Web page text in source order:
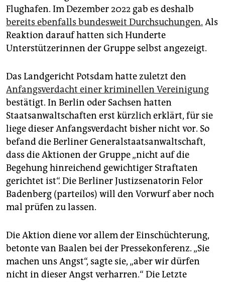
Flughafen. Im Dezember 2022 gab es deshalb
bereits ebenfalls bundesweit Durchsuchungen. Als
Reaktion darauf hatten sich Hunderte
Unterstützerinnen der Gruppe selbst angezeigt.
Das Landgericht Potsdam hatte zuletzt den
Anfangsverdacht einer kriminellen Vereinigung
bestätigt. In Berlin oder Sachsen hatten
Staatsanwaltschaften erst kürzlich erklärt, für sie
liege dieser Anfangsverdacht bisher nicht vor. So
befand die Berliner Generalstaatsanwaltschaft,
dass die Aktionen der Gruppe „nicht auf die
Begehung hinreichend gewichtiger Straftaten
gerichtet ist“. Die Berliner Justizsenatorin Felor
Badenberg (parteilos) will den Vorwurf aber noch
mal prüfen zu lassen.
Die Aktion diene vor allem der Einschüchterung,
betonte van Baalen bei der Pressekonferenz. „Sie
machen uns Angst“, sagte sie, „aber wir dürfen
nicht in dieser Angst verharren.“ Die Letzte